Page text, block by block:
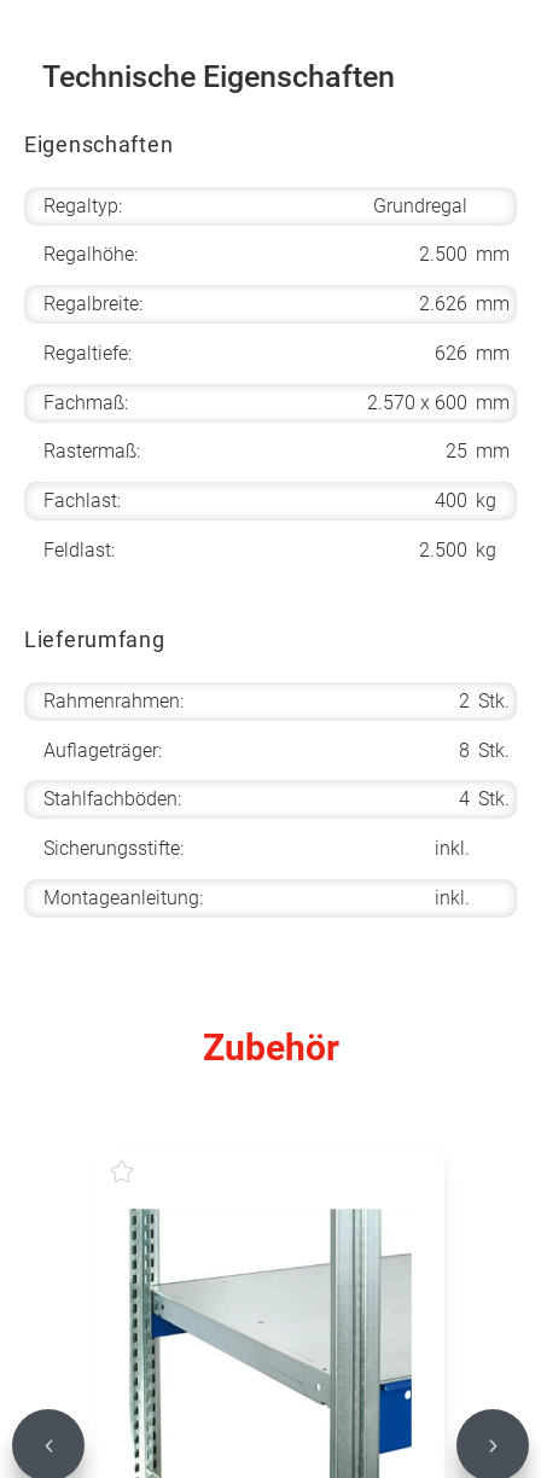
Technische Eigenschaften
Eigenschaften
Regaltyp: Grundregal
Regalhöhe: 2.500 mm
Regalbreite: 2.626 mm
Regaltiefe: 626 mm
Fachmaß: 2.570 x 600 mm
Rastermaß: 25 mm
Fachlast: 400 kg
Feldlast: 2.500 kg
Lieferumfang
Rahmenrahmen: 2 Stk.
Auflageträger: 8 Stk.
Stahlfachböden: 4 Stk.
Sicherungsstifte: inkl.
Montageanleitung: inkl.
Zubehör
Previous Next